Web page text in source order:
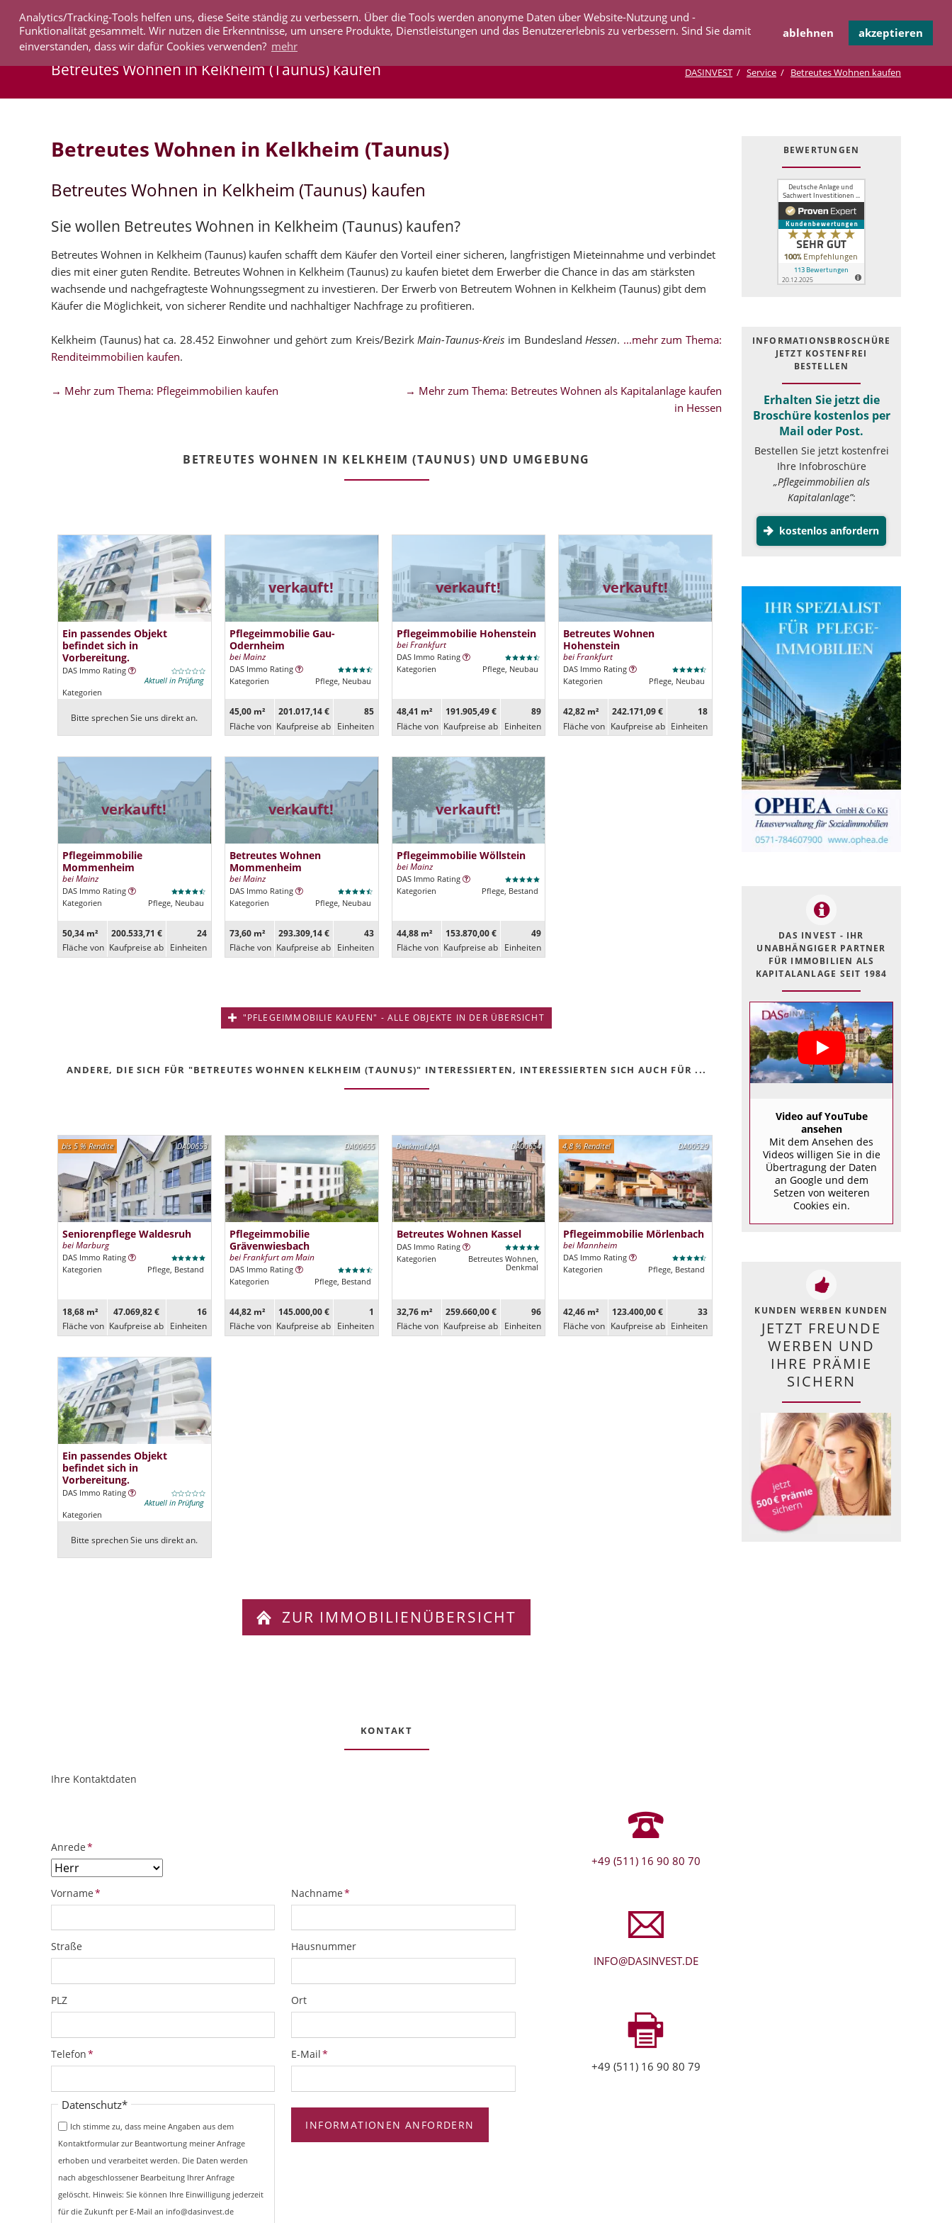
Analytics/Tracking-Tools helfen uns, diese Seite ständig zu verbessern. Über die Tools werden anonyme Daten über Website-Nutzung und -
Funktionalität gesammelt. Wir nutzen die Erkenntnisse, um unsere Produkte, Dienstleistungen und das Benutzererlebnis zu verbessern. Sind Sie damit
einverstanden, dass wir dafür Cookies verwenden? mehr
ablehnen akzeptieren
überspringen
IMMOBILIEN AKTUELLES UNTERNEHMEN SERVICE KOOPERATION KONTAKT
Betreutes Wohnen in Kelkheim (Taunus) kaufen DASINVEST Service Betreutes Wohnen kaufen
Betreutes Wohnen in Kelkheim (Taunus)
Betreutes Wohnen in Kelkheim (Taunus) kaufen
Sie wollen Betreutes Wohnen in Kelkheim (Taunus) kaufen?
Betreutes Wohnen in Kelkheim (Taunus) kaufen schafft dem Käufer den Vorteil einer sicheren, langfristigen Mieteinnahme und verbindet
dies mit einer guten Rendite. Betreutes Wohnen in Kelkheim (Taunus) zu kaufen bietet dem Erwerber die Chance in das am stärksten
wachsende und nachgefragteste Wohnungssegment zu investieren. Der Erwerb von Betreutem Wohnen in Kelkheim (Taunus) gibt dem
Käufer die Möglichkeit, von sicherer Rendite und nachhaltiger Nachfrage zu profitieren.
Kelkheim (Taunus) hat ca. 28.452 Einwohner und gehört zum Kreis/BezirkMain-Taunus-Kreis im BundeslandHessen. ...mehr zum Thema:
Renditeimmobilien kaufen.
→ Mehr zum Thema: Pflegeimmobilien kaufen
→ Mehr zum Thema: Betreutes Wohnen als Kapitalanlage kaufen
in Hessen
BETREUTES WOHNEN IN KELKHEIM (TAUNUS) UND UMGEBUNG
Ein passendes Objekt
befindet sich in
Vorbereitung.
DAS Immo Rating
Aktuell in Prüfung
Kategorien
Bitte sprechen Sie uns direkt an.
verkauft!
Pflegeimmobilie Gau-
Odernheim
bei Mainz
DAS Immo Rating
Kategorien
Pflege, Neubau
45,00 m²
Fläche von
201.017,14 €
Kaufpreise ab
85
Ein­heiten
verkauft!
Pflegeimmobilie Hohenstein
bei Frankfurt
DAS Immo Rating
Kategorien
Pflege, Neubau
48,41 m²
Fläche von
191.905,49 €
Kaufpreise ab
89
Ein­heiten
verkauft!
Betreutes Wohnen
Hohenstein
bei Frankfurt
DAS Immo Rating
Kategorien
Pflege, Neubau
42,82 m²
Fläche von
242.171,09 €
Kaufpreise ab
18
Ein­heiten
verkauft!
Pflegeimmobilie
Mommenheim
bei Mainz
DAS Immo Rating
Kategorien
Pflege, Neubau
50,34 m²
Fläche von
200.533,71 €
Kaufpreise ab
24
Ein­heiten
verkauft!
Betreutes Wohnen
Mommenheim
bei Mainz
DAS Immo Rating
Kategorien
Pflege, Neubau
73,60 m²
Fläche von
293.309,14 €
Kaufpreise ab
43
Ein­heiten
verkauft!
Pflegeimmobilie Wöllstein
bei Mainz
DAS Immo Rating
Kategorien
Pflege, Bestand
44,88 m²
Fläche von
153.870,00 €
Kaufpreise ab
49
Ein­heiten
"PFLEGEIMMOBILIE KAUFEN" - ALLE OBJEKTE IN DER ÜBERSICHT
ANDERE, DIE SICH FÜR "BETREUTES WOHNEN KELKHEIM (TAUNUS)" INTERESSIERTEN, INTERESSIERTEN SICH AUCH FÜR ...
DA00653
bis 5 % Rendite
Seniorenpflege Waldesruh
bei Marburg
DAS Immo Rating
Kategorien
Pflege, Bestand
18,68 m²
Fläche von
47.069,82 €
Kaufpreise ab
16
Ein­heiten
DA00655
Pflegeimmobilie
Grävenwiesbach
bei Frankfurt am Main
DAS Immo Rating
Kategorien
Pflege, Bestand
44,82 m²
Fläche von
145.000,00 €
Kaufpreise ab
1
Ein­heiten
DA00654
Denkmal-AfA
Betreutes Wohnen Kassel
DAS Immo Rating
Kategorien
Betreutes Wohnen,
Denkmal
32,76 m²
Fläche von
259.660,00 €
Kaufpreise ab
96
Ein­heiten
DA00529
4,8 % Rendite!
Pflegeimmobilie Mörlenbach
bei Mannheim
DAS Immo Rating
Kategorien
Pflege, Bestand
42,46 m²
Fläche von
123.400,00 €
Kaufpreise ab
33
Ein­heiten
Ein passendes Objekt
befindet sich in
Vorbereitung.
DAS Immo Rating
Aktuell in Prüfung
Kategorien
Bitte sprechen Sie uns direkt an.
ZUR IMMOBILIENÜBERSICHT
KONTAKT
ObjektPlatzhalter
URL
Ihre Kontaktdaten
Pflichtfeld
Anrede*
Pflichtfeld
Vorname* Pflichtfeld
Nachname*
Straße Hausnummer
PLZ Ort
Pflichtfeld
Telefon* Pflichtfeld
E-Mail*
Pflichtfeld
Datenschutz*
Ich stimme zu, dass meine Angaben aus dem
Kontaktformular zur Beantwortung meiner Anfrage
erhoben und verarbeitet werden. Die Daten werden
nach abgeschlossener Bearbeitung Ihrer Anfrage
gelöscht. Hinweis: Sie können Ihre Einwilligung jederzeit
für die Zukunft per E-Mail an info@dasinvest.de
INFORMATIONEN ANFORDERN
+49 (511) 16 90 80 70
INFO@DASINVEST.DE
+49 (511) 16 90 80 79
BEWERTUNGEN
INFOR­MATIONS­BROSCHÜRE
JETZT KOSTEN­FREI
BESTELLEN
Erhalten Sie jetzt die
Broschüre kostenlos per
Mail oder Post.
Bestellen Sie jetzt kostenfrei
Ihre Infobroschüre
„Pflegeimmobilien als
Kapitalanlage”:
kostenlos anfordern
DAS INVEST - IHR
UNABHÄNGIGER PARTNER
FÜR IMMOBILIEN ALS
KAPITALANLAGE SEIT 1984
Video auf YouTube
ansehen
Mit dem Ansehen des
Videos willigen Sie in die
Übertragung der Daten
an Google und dem
Setzen von weiteren
Cookies ein.
KUNDEN WERBEN KUNDEN
JETZT FREUNDE
WERBEN UND
IHRE PRÄMIE
SICHERN